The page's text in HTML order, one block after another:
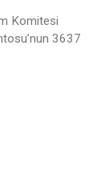
Komitesi
3637